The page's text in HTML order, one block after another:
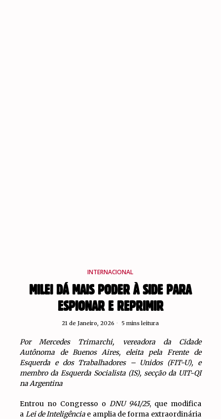
INTERNACIONAL
MILEI DÁ MAIS PODER À SIDE PARA
ESPIONAR E REPRIMIR
21 de Janeiro, 2026 5 mins leitura
Por Mercedes Trimarchi, vereadora da Cidade
Autônoma de Buenos Aires, eleita pela Frente de
Esquerda e dos Trabalhadores – Unidos (FIT-U), e
membro da Esquerda Socialista (IS), secção da UIT-QI
na Argentina
Entrou no Congresso o DNU 941/25, que modifica
a Lei de Inteligência e amplia de forma extraordinária